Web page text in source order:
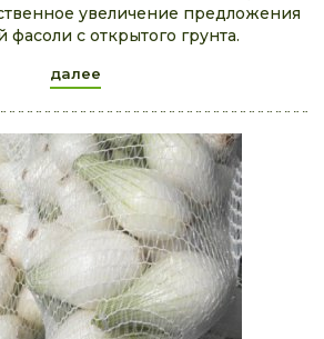
увеличение предложения
с открытого грунта.
далее